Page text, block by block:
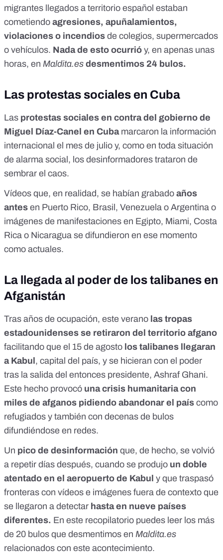
migrantes llegados a territorio español estaban
cometiendo agresiones, apuñalamientos,
violaciones o incendios de colegios, supermercados
o vehículos. Nada de esto ocurrió y, en apenas unas
horas, en Maldita.es desmentimos 24 bulos.
Las protestas sociales en Cuba
Las protestas sociales en contra del gobierno de
Miguel Díaz-Canel en Cubamarcaron la información
internacional el mes de julio y, como en toda situación
de alarma social, los desinformadores trataron de
sembrar el caos.
Vídeos que, en realidad, se habían grabado años
antes en Puerto Rico, Brasil, Venezuela o Argentina o
imágenes de manifestaciones en Egipto, Miami, Costa
Rica o Nicaragua se difundieron en ese momento
como actuales.
La llegada al poder de los talibanes en
Afganistán
Tras años de ocupación, este verano las tropas
estadounidenses se retiraron del territorio afgano
facilitando que el 15 de agosto los talibanes llegaran
a Kabul , capital del país, y se hicieran con el poder
tras la salida del entonces presidente, Ashraf Ghani.
Este hecho provocó una crisis humanitaria con
miles de afganos pidiendo abandonar el país como
refugiados y también con decenas de bulos
difundiéndose en redes.
Un pico de desinformación que, de hecho, se volvió
a repetir días después, cuando se produjo un doble
atentado en el aeropuerto de Kabul y que traspasó
fronteras con vídeos e imágenes fuera de contexto que
se llegaron a detectar hasta en nueve países
diferentes. En este recopilatorio puedes leer los más
de 20 bulos que desmentimos en Maldita.es
relacionados con este acontecimiento.